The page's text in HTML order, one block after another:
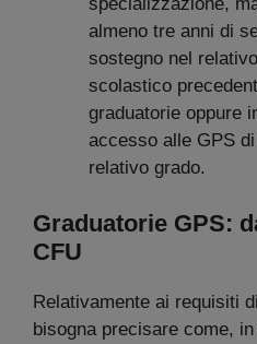
specializzazione,
almeno tre anni di
sostegno nel
scolastico
graduatorie oppure
accesso alle GPS
relativo grado.
Graduatorie GPS:
CFU
Relativamente ai requisiti
bisogna precisare come,